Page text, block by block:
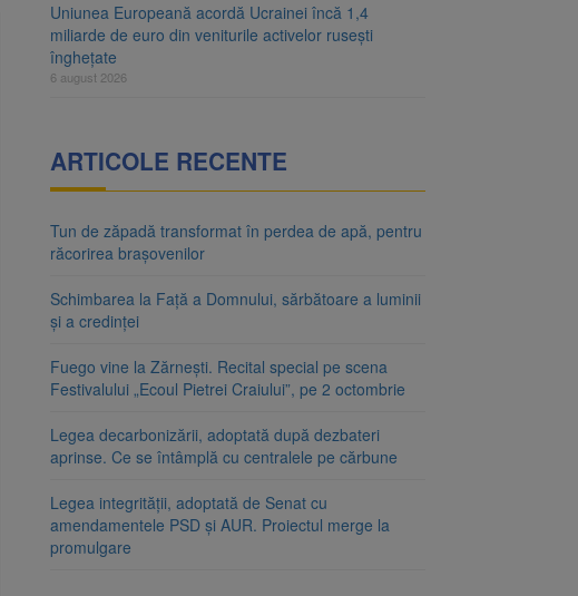
Uniunea Europeană acordă Ucrainei încă 1,4
miliarde de euro din veniturile activelor rusești
înghețate
6 august 2026
ARTICOLE RECENTE
Tun de zăpadă transformat în perdea de apă, pentru
răcorirea brașovenilor
Schimbarea la Față a Domnului, sărbătoare a luminii
și a credinței
Fuego vine la Zărnești. Recital special pe scena
Festivalului „Ecoul Pietrei Craiului”, pe 2 octombrie
Legea decarbonizării, adoptată după dezbateri
aprinse. Ce se întâmplă cu centralele pe cărbune
Legea integrității, adoptată de Senat cu
amendamentele PSD și AUR. Proiectul merge la
promulgare